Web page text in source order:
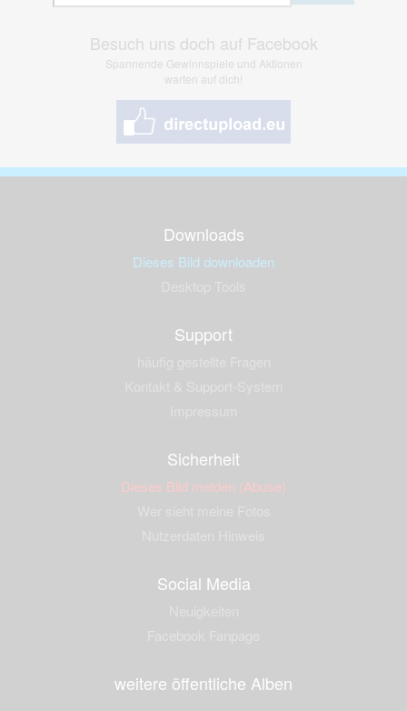
Besuch uns doch auf Facebook
Spannende Gewinnspiele und Aktionen
warten auf dich!
Downloads
Dieses Bild downloaden
Support
Sicherheit
Dieses Bild melden (Abuse)
Social Media
weitere öffentliche Alben